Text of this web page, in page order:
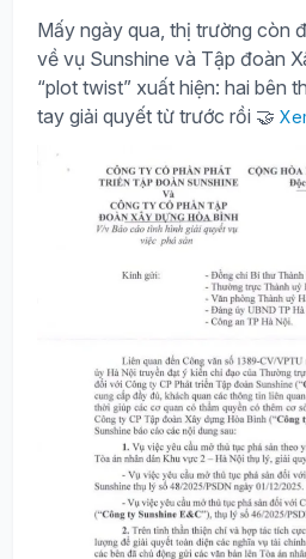
Mấy ngày qua, thị trường còn
về vụ Sunshine và Tập đoàn
“plot twist” xuất hiện: hai bên
tay giải quyết từ trước rồi 🤝